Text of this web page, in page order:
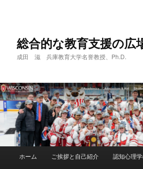
へ
移
動
移
動
総合的な教育支援の広
成田 滋 兵庫教育大学名誉教授、Ph.D.
ホーム ご挨拶と自己紹介 認知心理